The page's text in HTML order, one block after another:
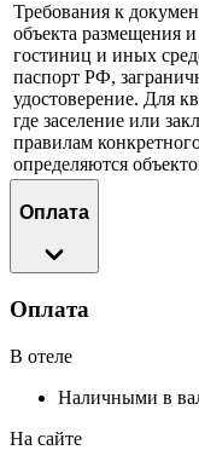
Требования к
объекта размещения
гостиниц и иных
паспорт РФ,
удостоверение. Для
где заселение или
правилам
определяются
Оплата
Оплата
В отеле
Наличными в
На сайте